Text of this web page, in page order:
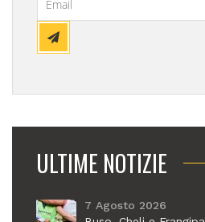
ULTIME NOTIZIE
7 Agosto 2026